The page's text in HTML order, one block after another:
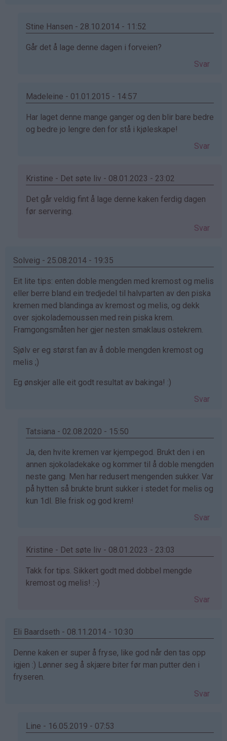
Stine Hansen - 28.10.2014 - 11:52
Som
Ragnhild
bekreftet)
Går det å lage denne dagen i forveien?
Svar
Madeleine - 01.01.2015 - 14:57
Som
svar
(ikke
Har laget denne mange ganger og den blir bare bedre
og bedre jo lengre den for stå i kjøleskape!
Svar
Kristine - Det søte liv - 08.01.2023 - 23:02
Som
svar
(ikke
Det går veldig fint å lage denne kaken ferdig dagen
før servering.
Svar
Solveig - 25.08.2014 - 19:35
Eit lite tips: enten doble mengden med kremost og melis
eller berre bland ein tredjedel til halvparten av den piska
kremen med blandinga av kremost og melis, og dekk
over sjokolademoussen med rein piska krem.
Framgongsmåten her gjer nesten smaklaus ostekrem.
Sjølv er eg størst fan av å doble mengden kremost og
melis ;)
Eg ønskjer alle eit godt resultat av bakinga! :)
Svar
Tatsiana - 02.08.2020 - 15:50
Som
svar
på
av
Solveig
Ja, den hvite kremen var kjempegod. Brukt den i en
annen sjokoladekake og kommer til å doble mengden
neste gang. Men har redusert mengenden sukker. Var
på hytten så brukte brunt sukker i stedet for melis og
kun 1dl. Ble frisk og god krem!
Svar
Kristine - Det søte liv - 08.01.2023 - 23:03
Som
svar
(ikke
Takk for tips. Sikkert godt med dobbel mengde
kremost og melis! :-)
Svar
Eli Baardseth - 08.11.2014 - 10:30
Denne kaken er super å fryse, like god når den tas opp
igjen :) Lønner seg å skjære biter før man putter den i
fryseren.
Svar
Line - 16.05.2019 - 07:53